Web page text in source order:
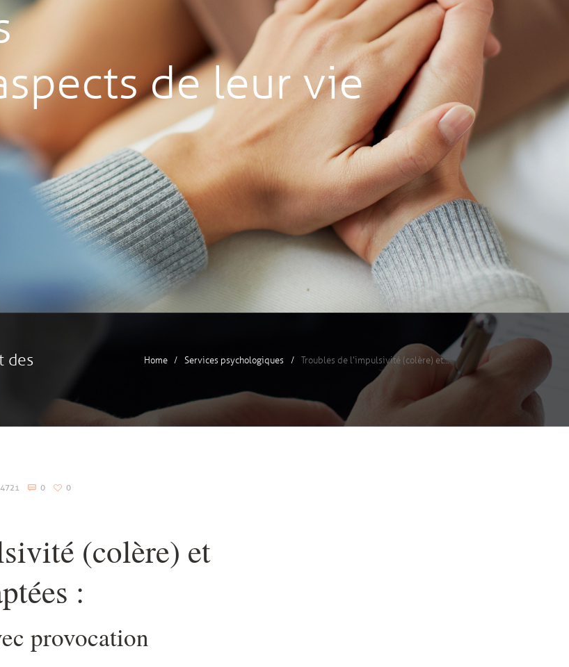
de leur vie
des
Home Services psychologiques Troubles de l’impulsivité (colère) et...
0 0
(colère) et
:
provocation